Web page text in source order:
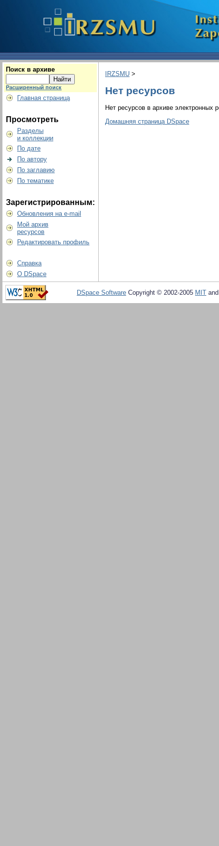
Поиск в архиве
Расширенный поиск
Главная страница
Просмотреть
Разделы
и коллекции
По дате
По автору
По заглавию
По тематике
Зарегистрированным:
Обновления на e-mail
Мой архив
ресурсов
Редактировать профиль
Справка
О DSpace
IRZSMU >
Нет ресурсов
Нет ресурсов в архиве электронных
Домашняя страница DSpace
DSpace Software Copyright © 2002-2005 MIT